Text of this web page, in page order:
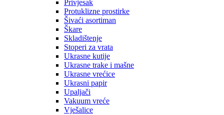
Privjesak
Protuklizne prostirke
Šivaći asortiman
Škare
Skladištenje
Stoperi za vrata
Ukrasne kutije
Ukrasne trake i mašne
Ukrasne vrećice
Ukrasni papir
Upaljači
Vakuum vreće
Vješalice